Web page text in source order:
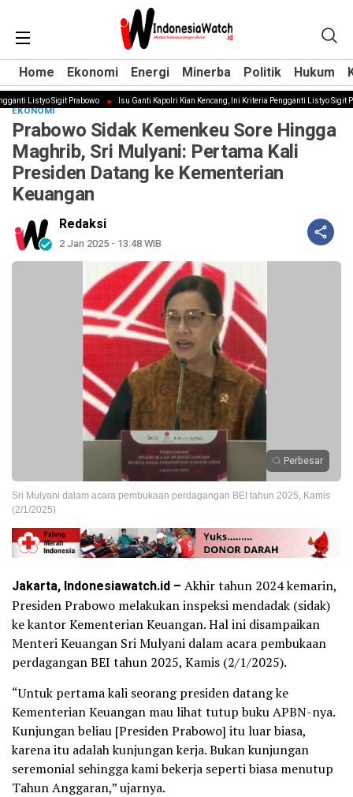
Home Ekonomi Energi Minerba Politik Hukum
Home Ekonomi Energi Minerba Politik Hukum
Listyo Sigit Prabowo Isu Ganti Kapolri Kian Kencang, Ini Kriteria Pengganti Listyo Sigit
EKONOMI
Prabowo Sidak Kemenkeu Sore Hingga
Maghrib, Sri Mulyani: Pertama Kali
Presiden Datang ke Kementerian
Keuangan
Redaksi
2 Jan 2025 - 13:48 WIB
Perbesar
Sri Mulyani dalam acara pembukaan perdagangan BEI tahun 2025, Kamis
(2/1/2025)
Jakarta, Indonesiawatch.id – Akhir tahun 2024 kemarin,
Presiden Prabowo melakukan inspeksi mendadak (sidak)
ke kantor Kementerian Keuangan. Hal ini disampaikan
Menteri Keuangan Sri Mulyani dalam acara pembukaan
perdagangan BEI tahun 2025, Kamis (2/1/2025).
“Untuk pertama kali seorang presiden datang ke
Kementerian Keuangan mau lihat tutup buku APBN-nya.
Kunjungan beliau [Presiden Prabowo] itu luar biasa,
karena itu adalah kunjungan kerja. Bukan kunjungan
seremonial sehingga kami bekerja seperti biasa menutup
Tahun Anggaran,” ujarnya.